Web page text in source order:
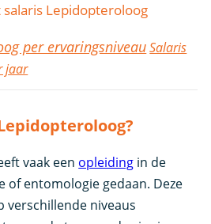
Lepidopteroloog
per ervaringsniveauSalaris
jaar
vaak een opleiding in de
of entomologie gedaan. Deze
verschillende niveaus